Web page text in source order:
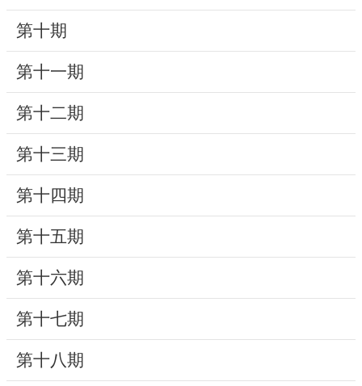
新
聞
與
公
告
便
民
服
研
究
典
藏
性
第十期
第十一期
第十二期
第十三期
第十四期
第十五期
第十六期
第十七期
第十八期